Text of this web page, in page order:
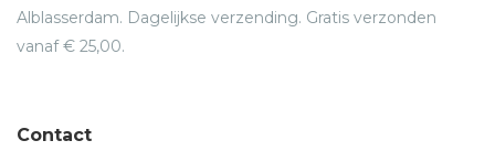
Alblasserdam. Dagelijkse verzending. Gratis verzonden
vanaf € 25,00.
Contact